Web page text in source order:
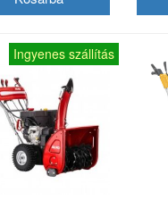
Ingyenes szállítás